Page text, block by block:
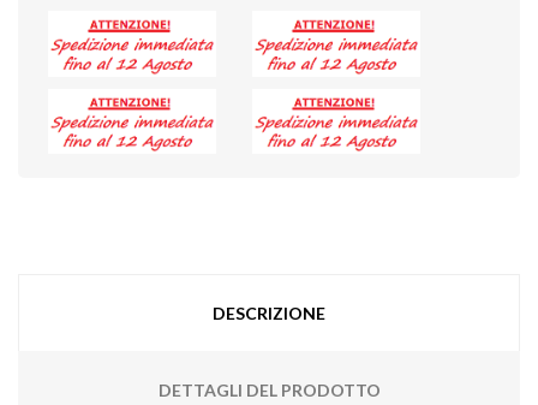
DESCRIZIONE
DETTAGLI DEL PRODOTTO